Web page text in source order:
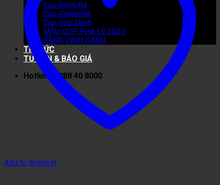
Cup Bóng Đá
Cúp PickleBall
Cup Vinh Danh
MẪU CUP PHA LÊ 2023
BẢNG VINH DANH
TIN TỨC
TƯ VẤN & BÁO GIÁ
Hotline: 0888 40 8000
Add to Wishlist